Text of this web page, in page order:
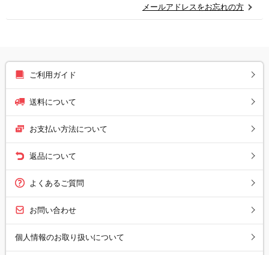
メールアドレスをお忘れの方
ご利用ガイド
送料について
お支払い方法について
返品について
よくあるご質問
お問い合わせ
個人情報のお取り扱いについて